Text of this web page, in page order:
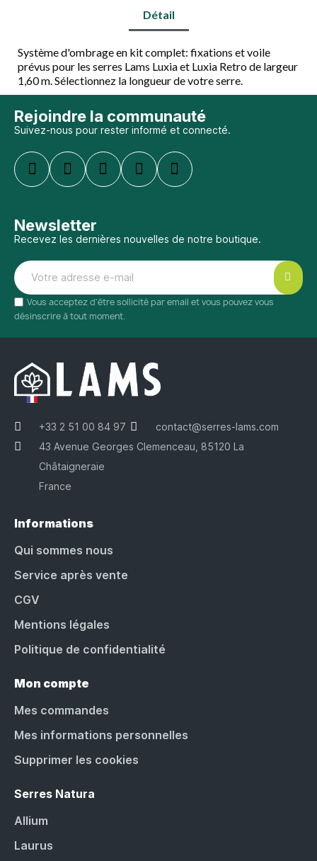
Détail
Système d'ombrage en kit complet: fixations et voile
prévus pour les serres Lams Luxia et Luxia Retro de largeur
1,60 m. Sélectionnez la longueur de votre serre.
Rejoindre la communauté
Suivez-nous pour rester informé et connecté.
Newsletter
Recevez les dernières nouvelles de notre boutique.
Vous acceptez d'être sollicité par email et vous pouvez vous
désinscrire à tout moment.
+33 2 51 00 84 97
contact@serres-lams.com
43 Avenue Georges Clemenceau, 85120 La
Châtaigneraie
France
Informations
Qui sommes nous
Service après vente
CGV
Mentions légales
Politique de confidentialité
Mon compte
Mes commandes
Mes informations personnelles
Supprimer les cookies
Serres Natura
Allium
Laurus